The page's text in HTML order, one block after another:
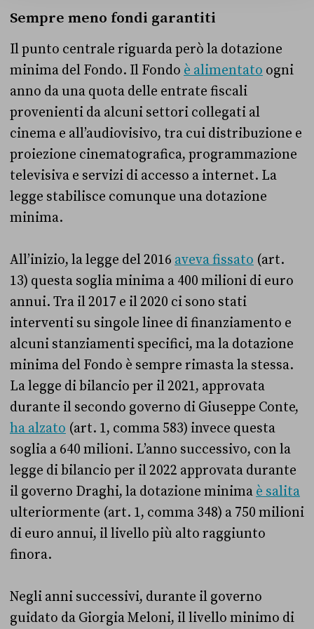
Sempre meno fondi garantiti
Il punto centrale riguarda però la dotazione
minima del Fondo. Il Fondo è alimentato ogni
anno da una quota delle entrate fiscali
provenienti da alcuni settori collegati al
cinema e all’audiovisivo, tra cui distribuzione e
proiezione cinematografica, programmazione
televisiva e servizi di accesso a internet. La
legge stabilisce comunque una dotazione
minima.
All’inizio, la legge del 2016 aveva fissato (art.
13) questa soglia minima a 400 milioni di euro
annui. Tra il 2017 e il 2020 ci sono stati
interventi su singole linee di finanziamento e
alcuni stanziamenti specifici, ma la dotazione
minima del Fondo è sempre rimasta la stessa.
La legge di bilancio per il 2021, approvata
durante il secondo governo di Giuseppe Conte,
ha alzato (art. 1, comma 583) invece questa
soglia a 640 milioni. L’anno successivo, con la
legge di bilancio per il 2022 approvata durante
il governo Draghi, la dotazione minima è salita
ulteriormente (art. 1, comma 348) a 750 milioni
di euro annui, il livello più alto raggiunto
finora.
Negli anni successivi, durante il governo
guidato da Giorgia Meloni, il livello minimo di